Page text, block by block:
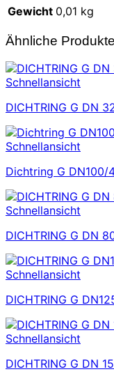
Gewicht 0,01 kg
Ähnliche Produkte
Schnellansicht
DICHTRING G DN
Schnellansicht
Dichtring G DN100/
Schnellansicht
DICHTRING G DN
Schnellansicht
DICHTRING G
Schnellansicht
DICHTRING G DN